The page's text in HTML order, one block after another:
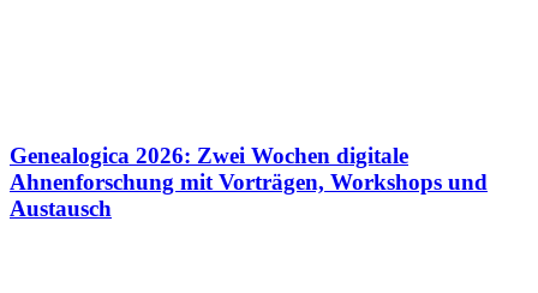
Genealogica 2026: Zwei Wochen digitale
Ahnenforschung mit Vorträgen, Workshops und
Austausch